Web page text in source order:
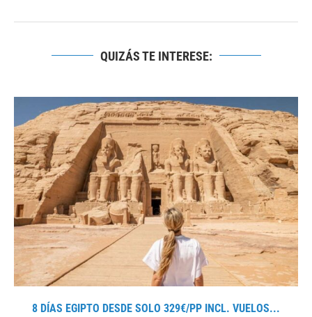
QUIZÁS TE INTERESE:
8 DÍAS EGIPTO DESDE SOLO 329€/PP INCL. VUELOS...